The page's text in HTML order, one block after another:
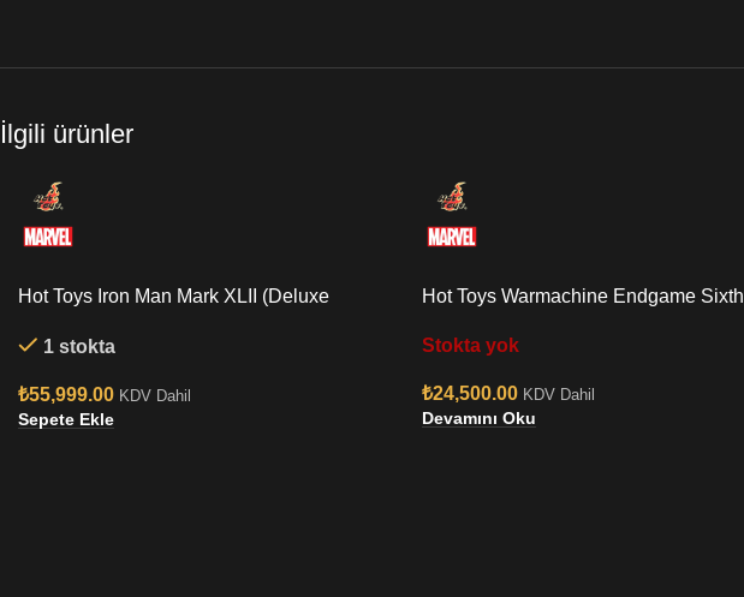
İlgili ürünler
Hot Toys Iron Man Mark XLII (Deluxe
1 stokta
₺55,999.00 KDV Dahil
Sepete Ekle
Hot Toys Warmachine Endgame Sixth
Stokta yok
₺24,500.00 KDV Dahil
Devamını Oku